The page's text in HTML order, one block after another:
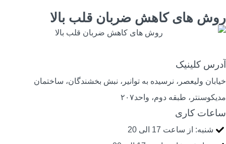
های کاهش ضربان قلب بالا
کلینیک
ولیعصر، نرسیده به توانیر، نبش بخشندگان، ساختمان
طبقه دوم، واحد۲۰۷
کاری
شنبه: از ساعت 17 الی 20